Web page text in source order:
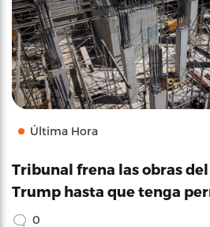
Última Hora
Tribunal frena las obras
Trump hasta que tenga
0